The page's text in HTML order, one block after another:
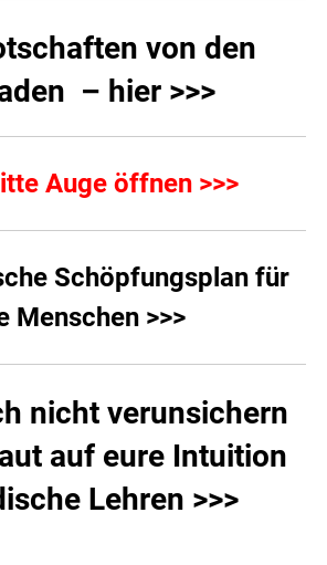
von den
– hier >>>
Auge öffnen >>>
Schöpfungsplan für
Menschen >>>
nicht verunsichern
auf eure Intuition
Lehren >>>